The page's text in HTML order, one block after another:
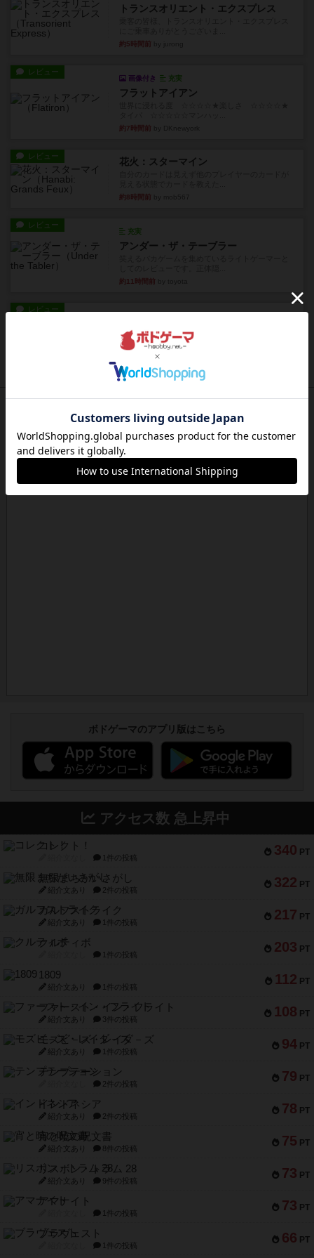
トランスオリエント・エクスプレス
約5時間前
レビュー
画像付き 充実
フラットアイアン
約7時間前
レビュー 花火：スターマイン
約8時間前
レビュー
充実
アンダー・ザ・テーブラー
約11時間前
レビュー
ワン・トゥ・ファイブ
とにかくお手軽にすき間時間をうめるゲームとし
て重宝するゲームです。いわ...
約12時間前
ボドゲーマのアプリ版はこちら
アクセス数 急上昇中
340 PT
コレクト！
1件の投稿
322 PT
無限まちがいさがし
紹介文あり 2件の投稿
217 PT
ガルフストライク
紹介文あり 1件の投稿
203 PT
クルティボ
1件の投稿
112 PT
1809
紹介文あり 1件の投稿
108 PT
ファースト・イン・フライト
紹介文あり 3件の投稿
94 PT
モズビ－ズ・レイダ－ズ
紹介文あり 1件の投稿
79 PT
テンプテーション
2件の投稿
78 PT
インドネシア
紹介文あり 2件の投稿
75 PT
宵と暁の呪文書
紹介文あり 8件の投稿
73 PT
リスボン・トラム 28
紹介文あり 9件の投稿
73 PT
アマナイト
1件の投稿
66 PT
ブラヴェスト
1件の投稿